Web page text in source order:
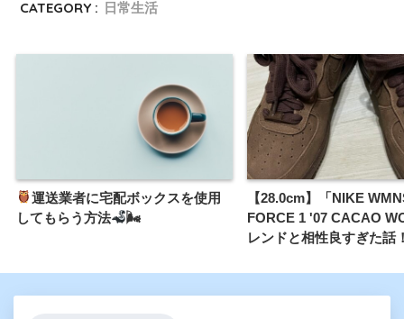
CATEGORY : 日常生活
運送業者に宅配ボックスを使用
してもらう方法
🌬
【28.0cm】「NIKE
FORCE 1 '07 CACAO
レンドと相性良すぎた話